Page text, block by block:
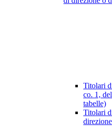
Titolari
co. 1,
tabelle)
Titolari